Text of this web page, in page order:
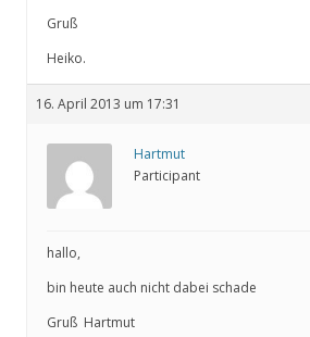
Gruß
Heiko.
16. April 2013 um 17:31
Hartmut
Participant
hallo,
bin heute auch nicht dabei schade
Gruß Hartmut